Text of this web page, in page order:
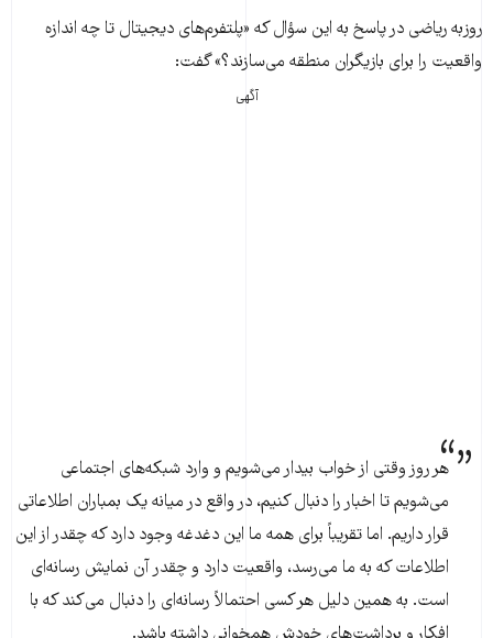
روزبه ریاضی در پاسخ به این سؤال که «پلتفرم‌های دیجیتال تا چه اندازه
واقعیت را برای بازیگران منطقه می‌سازند؟» گفت:
آگهی
هر روز وقتی از خواب بیدار می‌شویم و وارد شبکه‌های اجتماعی
می‌شویم تا اخبار را دنبال کنیم، در واقع در میانه یک بمباران اطلاعاتی
قرار داریم. اما تقریباً برای همه ما این دغدغه وجود دارد که چقدر از این
اطلاعات که به ما می‌رسد، واقعیت دارد و چقدر آن نمایش رسانه‌ای
است. به همین دلیل هر کسی احتمالاً رسانه‌ای را دنبال می‌کند که با